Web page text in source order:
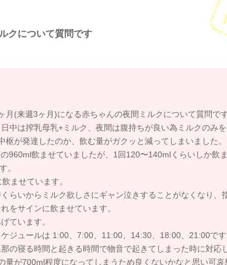
クについて質問です
月(来週3ヶ月)になる赤ちゃんの夜間ミルクについて質問です
中は搾乳母乳+ミルク、夜間は腹持ちが良い為ミルクのみを
枢が発達したのか、飲む量がガクッと減ってしまいました。
960ml飲ませていましたが、1回120〜140mlくらいしか飲
。
ませています。
らいからミルク欲しさにギャン泣きすることがなくなり、
をサインに飲ませています。
ています。
ジュールは 1:00、7:00、11:00、14:30、18:00、21:00で
の寝る時間と起きる時間で物音で起きてしまった時に対応
量が700ml程度になってしまうため良くないかなと思い可哀